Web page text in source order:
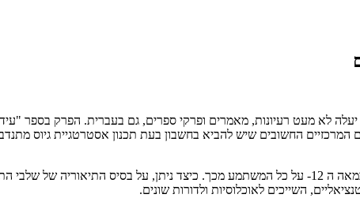
לא מעט רעיונות, מאמרים ופרקי ספרים, גם בעברית. הפרק בספר
המרכזיים החשובים שיש להביא בחשבון בעת תכנון אסטרטגיית גיוס
"…ננסה לדבר על גיוס מתנדבים במאה ה 12- על כל המשתמע מכך. כיצד ניתן, על בסיס
השייכים לאוכלוסיות ולדורות שונים.